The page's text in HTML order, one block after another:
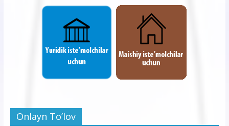
Onlayn To’lov